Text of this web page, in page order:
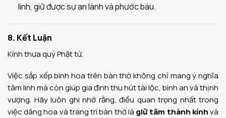
linh, giữ được sự an lành và phước báu.
8. Kết Luận
Kính thưa quý Phật tử,
Việc sắp xếp bình hoa trên bàn thờ không chỉ mang ý nghĩa
tâm linh mà còn giúp gia đình thu hút tài lộc, bình an và thịnh
vượng. Hãy luôn ghi nhớ rằng, điều quan trọng nhất trong
việc dâng hoa và trang trí bàn thờ là giữ tâm thành kínhvà